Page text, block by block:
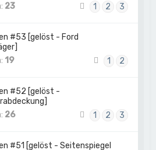
23 1 2 3
#53 [gelöst - Ford
19 1 2
#52 [gelöst -
26 1 2 3
#51 [gelöst - Seitenspiegel